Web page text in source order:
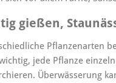
gießen,
Pflanzenarten
jede Pflanze
Überwässerung